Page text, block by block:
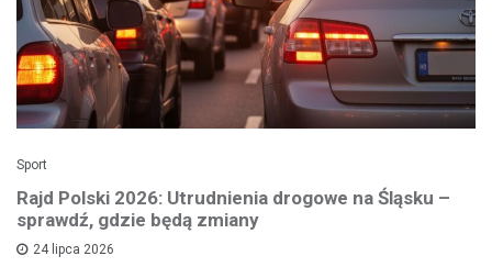
Sport
Rajd Polski 2026: Utrudnienia drogowe na Śląsku –
sprawdź, gdzie będą zmiany
24 lipca 2026